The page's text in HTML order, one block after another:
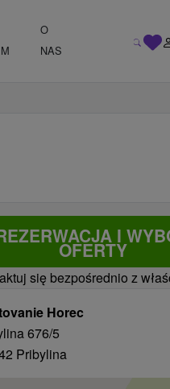
O
NAS
I
OFERTY
się bezpośrednio z
Horec
676/5
Pribylina